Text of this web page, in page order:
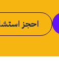
احجز